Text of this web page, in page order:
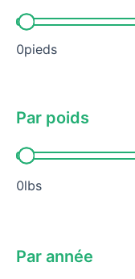
Par longueur
0pieds
Par poids
Par poids
0lbs
Par année